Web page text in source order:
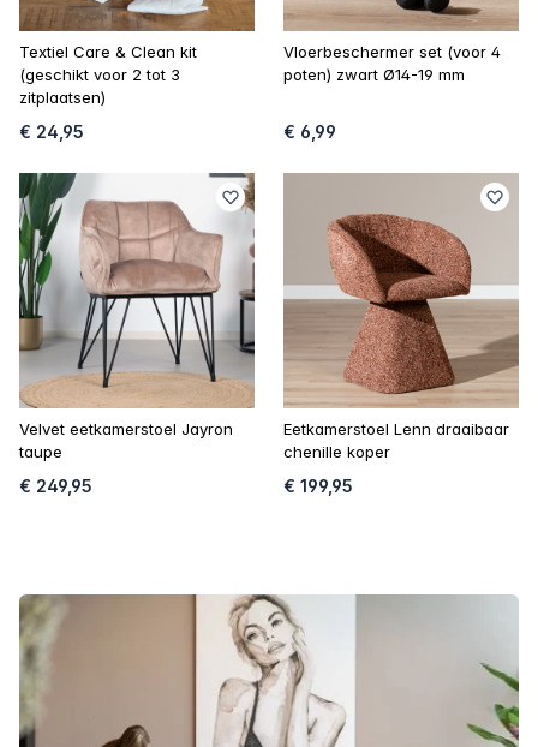
Textiel Care & Clean kit
(geschikt voor 2 tot 3
zitplaatsen)
€ 24,95
Vloerbeschermer set (voor 4
poten) zwart Ø14-19 mm
€ 6,99
Velvet eetkamerstoel Jayron
taupe
€ 249,95
Eetkamerstoel Lenn draaibaar
chenille koper
€ 199,95